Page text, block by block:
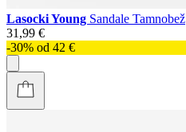
Lasocki Young Sandale Tamnobež
31,99 €
-30% od 42 €